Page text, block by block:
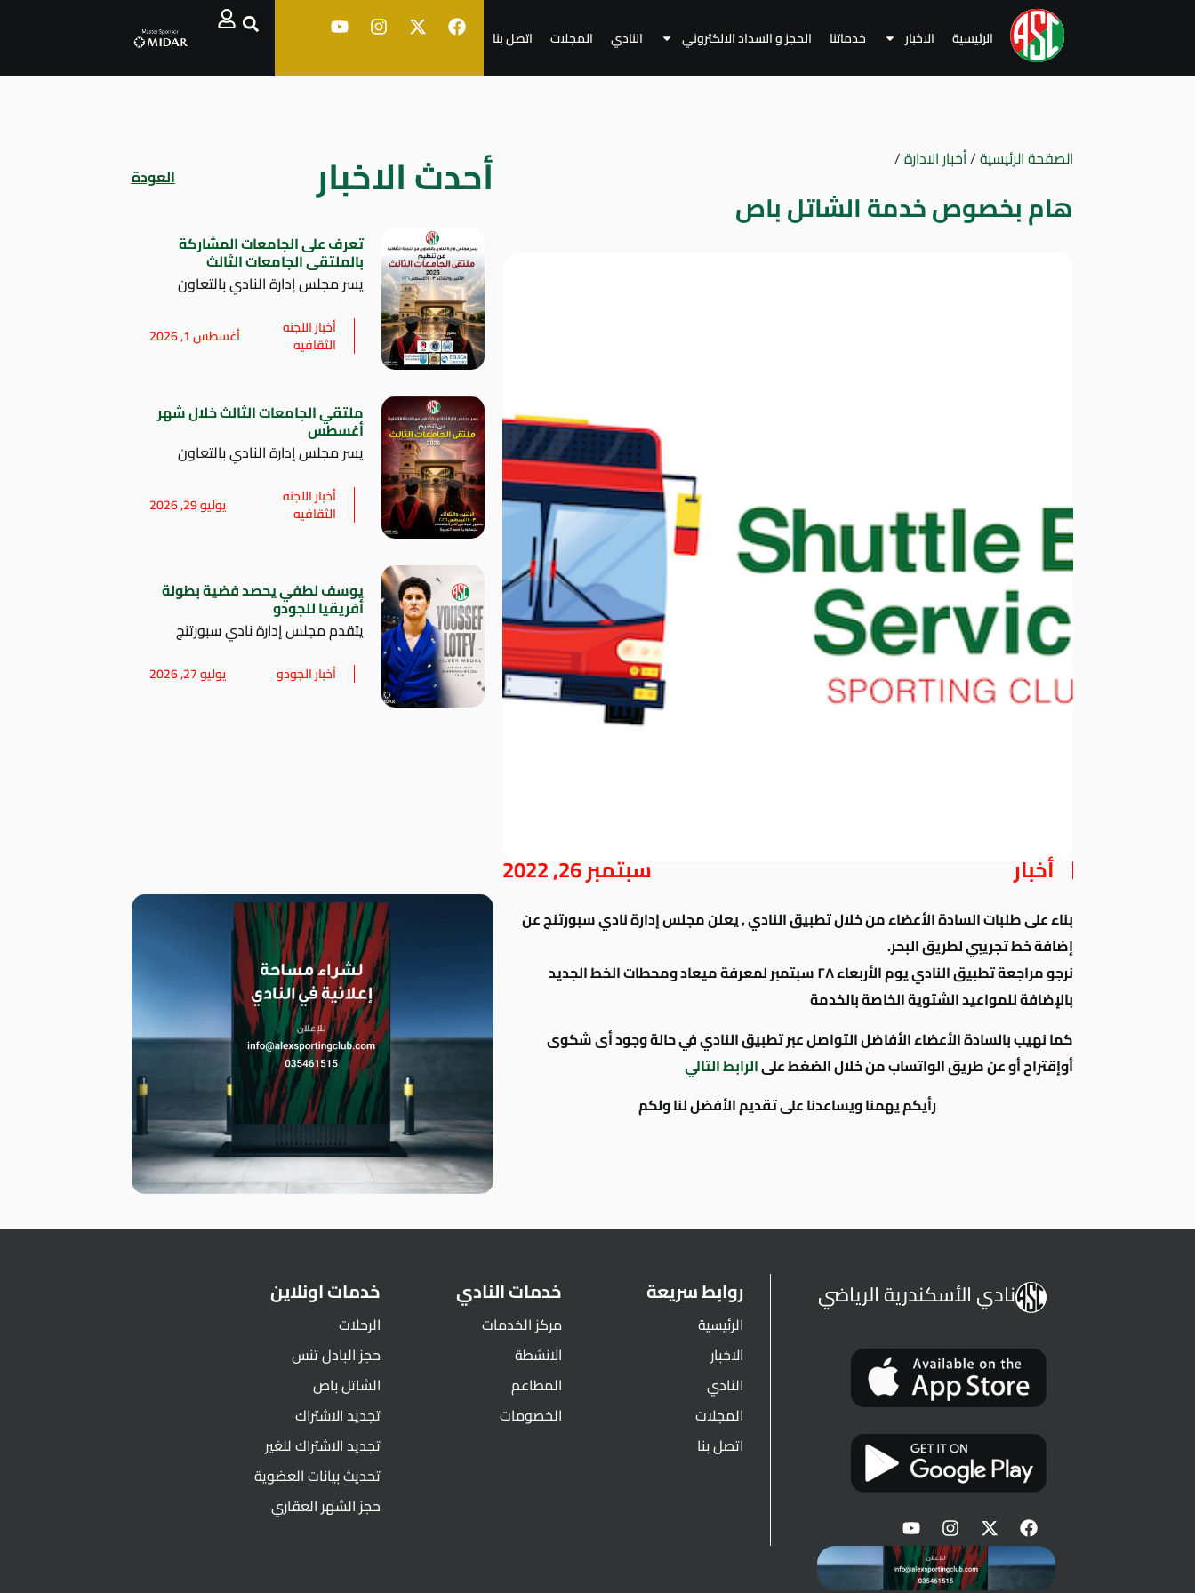
الرئيسية الاخبار خدماتنا الحجز و السداد الالكتروني النادي المجلات اتصل بنا
الصفحة الرئيسية/أخبار الادارة/
هام بخصوص خدمة الشاتل باص
أخبار سبتمبر 26, 2022
بناء على طلبات السادة الأعضاء من خلال تطبيق النادي , يعلن مجلس إدارة نادي سبورتنج عن
إضافة خط تجريبي لطريق البحر.
نرجو مراجعة تطبيق النادي يوم الأربعاء ٢٨ سبتمبر لمعرفة ميعاد ومحطات الخط الجديد
بالإضافة للمواعيد الشتوية الخاصة بالخدمة
كما نهيب بالسادة الأعضاء الأفاضل التواصل عبر تطبيق النادي في حالة وجود أى شكوى
أوإقتراح أو عن طريق الواتساب من خلال الضغط علىالرابط التالي
رأيكم يهمنا ويساعدنا على تقديم الأفضل لنا ولكم
أحدث الاخبار العودة
تعرف على الجامعات المشاركة
بالملتقى الجامعات الثالث
يسر مجلس إدارة النادي بالتعاون
أخبار اللجنه
الثقافيه أغسطس 1, 2026
ملتقي الجامعات الثالث خلال شهر
أغسطس
يسر مجلس إدارة النادي بالتعاون
أخبار اللجنه
الثقافيه يوليو 29, 2026
يوسف لطفي يحصد فضية بطولة
أفريقيا للجودو
يتقدم مجلس إدارة نادي سبورتنج
أخبار الجودو يوليو 27, 2026
نادي الأسكندرية الرياضي روابط سريعة
الرئيسية
الاخبار
النادي
المجلات
اتصل بنا
خدمات النادي
مركز الخدمات
الانشطة
المطاعم
الخصومات
خدمات اونلاين
الرحلات
حجز البادل تنس
الشاتل باص
تجديد الاشتراك
تجديد الاشتراك للغير
تحديث بيانات العضوية
حجز الشهر العقاري